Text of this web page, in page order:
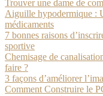
Trouver une dame de
Aiguille hypodermique :
médicaments
7 bonnes raisons
sportive
Chemisage de
faire ?
3 façons d’améliorer
Comment Construire le